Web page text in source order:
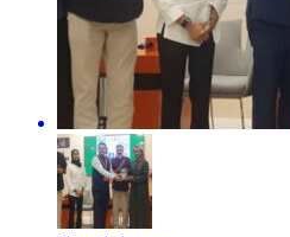
News 1 day ago